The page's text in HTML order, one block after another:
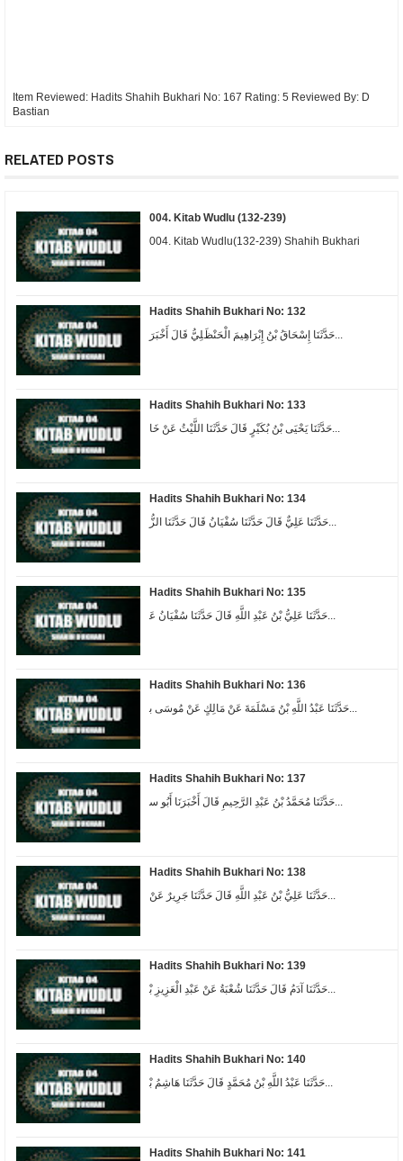
Item Reviewed: Hadits Shahih Bukhari No: 167 Rating: 5 Reviewed By: D
Bastian
RELATED POSTS
004. Kitab Wudlu (132-239)
004. Kitab Wudlu(132-239) Shahih Bukhari
Hadits Shahih Bukhari No: 132
ﺣَﺪَّﺛَﻨَﺎ ﺇِﺳْﺤَﺎﻕُ ﺑْﻦُ ﺇِﺑْﺮَﺍﻫِﻴﻢَ ﺍﻟْﺤَﻨْﻆَﻠِﻲُّ ﻗَﺎﻝَ ﺃَﺧْﺒَﺮَ...
Hadits Shahih Bukhari No: 133
ﺣَﺪَّﺛَﻨَﺎ ﻳَﺤْﻴَﻰ ﺑْﻦُ ﺑُﻜَﻴْﺮٍ ﻗَﺎﻝَ ﺣَﺪَّﺛَﻨَﺎ ﺍﻟﻠَّﻴْﺚُ ﻋَﻦْ ﺧَﺎ...
Hadits Shahih Bukhari No: 134
Hadits Shahih Bukhari No: 135
Hadits Shahih Bukhari No: 136
ﺣَﺪَّﺛَﻨَﺎ ﻋَﺒْﺪُ ﺍﻟﻠَّﻪِ ﺑْﻦُ ﻣَﺴْﻠَﻤَﺔَ ﻋَﻦْ ﻣَﺎﻟِﻚٍ ﻋَﻦْ ﻣُﻮﺳَﻰ ﺑ...
Hadits Shahih Bukhari No: 137
ﺣَﺪَّﺛَﻨَﺎ ﻣُﺤَﻤَّﺪُ ﺑْﻦُ ﻋَﺒْﺪِ ﺍﻟﺮَّﺣِﻴﻢِ ﻗَﺎﻝَ ﺃَﺧْﺒَﺮَﻧَﺎ ﺃَﺑُﻮ ﺳ...
Hadits Shahih Bukhari No: 138
ﺣَﺪَّﺛَﻨَﺎ ﻋَﻠِﻲُّ ﺑْﻦُ ﻋَﺒْﺪِ ﺍﻟﻠَّﻪِ ﻗَﺎﻝَ ﺣَﺪَّﺛَﻨَﺎ ﺟَﺮِﻳﺮٌ ﻋَﻦْ...
Hadits Shahih Bukhari No: 139
ﺣَﺪَّﺛَﻨَﺎ ﺁﺩَﻡُ ﻗَﺎﻝَ ﺣَﺪَّﺛَﻨَﺎ ﺷُﻌْﺒَﺔُ ﻋَﻦْ ﻋَﺒْﺪِ ﺍﻟْﻌَﺰِﻳﺰِ ﺑْ...
Hadits Shahih Bukhari No: 140
Hadits Shahih Bukhari No: 141